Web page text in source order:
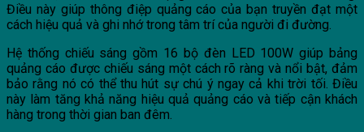
Điều này giúp thông điệp quảng cáo của bạn truyền đạt một
cách hiệu quả và ghi nhớ trong tâm trí của người đi đường.
Hệ thống chiếu sáng gồm 16 bộ đèn LED 100W giúp bảng
quảng cáo được chiếu sáng một cách rõ ràng và nổi bật, đảm
bảo rằng nó có thể thu hút sự chú ý ngay cả khi trời tối. Điều
này làm tăng khả năng hiệu quả quảng cáo và tiếp cận khách
hàng trong thời gian ban đêm.